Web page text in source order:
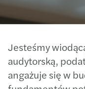
Jesteśmy
audytorską,
angażuje się w